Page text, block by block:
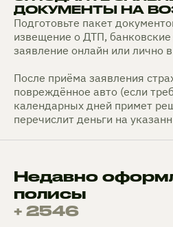
ДОКУМЕНТЫ НА
Подготовьте пакет
извещение о ДТП,
заявление онлайн или лично
После приёма заявления
повреждённое авто (если
календарных дней примет
перечислит деньги на
Недавно
полисы
+ 2546